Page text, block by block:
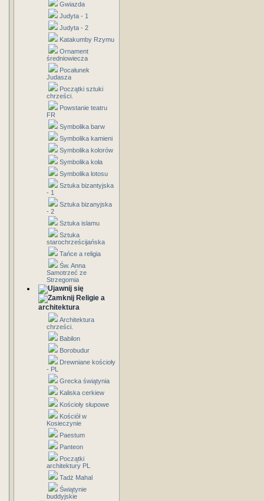
Gwiazda
Judyta - 1
Judyta - 2
Katakumby Rzymu
Ornament
średniowiecza
Pocałunek
Judasza
Początki sztuki
chrześci.
Powstanie teatru
FR
Symbolika barw
Symbolika kamieni
Symbolika kolorów
Symbolika koła
Symbolika lotosu
Sztuka bizantyjska
- 1
Sztuka bizanyjska
- 2
Sztuka islamu
Sztuka
starochrześcijańska
Tańce a religia
Św. Anna
Samotrzeć ze
Strzegomia
Religie a
architektura
Architektura
chrześci.
Babilon
Borobudur
Drewniane kościoły
- PL
Grecka świątynia
Kaliska cerkiew
Kościoły słupowe
Kościół w
Kosieczynie
Paestum
Panteon
Początki
architektury PL
Tadż Mahal
Świątynie
buddyjskie